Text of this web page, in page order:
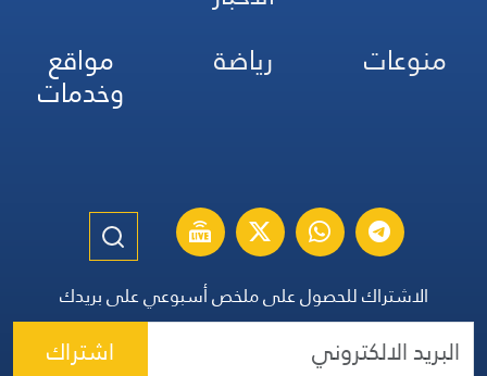
منوعات
رياضة مواقع
وخدمات
الاشتراك للحصول على ملخص أسبوعي على بريدك
اشتراك